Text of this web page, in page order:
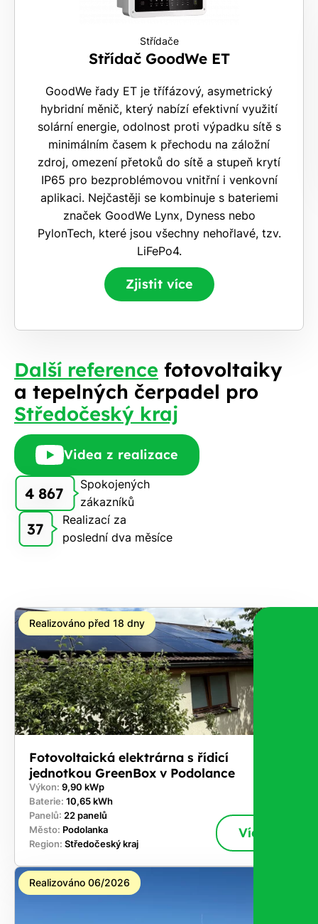
Střídače
Střídač GoodWe ET
GoodWe řady ET je třífázový, asymetrický
hybridní měnič, který nabízí efektivní využití
solární energie, odolnost proti výpadku sítě s
minimálním časem k přechodu na záložní
zdroj, omezení přetoků do sítě a stupeň krytí
IP65 pro bezproblémovou vnitřní i venkovní
aplikaci. Nejčastěji se kombinuje s bateriemi
značek GoodWe Lynx, Dyness nebo
PylonTech, které jsou všechny nehořlavé, tzv.
LiFePo4.
Zjistit více
Další reference fotovoltaiky
a tepelných čerpadel pro
Středočeský kraj
Videa z realizace
4 867
Spokojených
zákazníků
37
Realizací za
poslední dva měsíce
Realizováno před 18 dny
Fotovoltaická elektrárna s řídicí
jednotkou GreenBox v Podolance
Výkon: 9,90 kWp
Baterie: 10,65 kWh
Panelů: 22 panelů
Město: Podolanka
Region: Středočeský kraj
Více
Realizováno 06/2026